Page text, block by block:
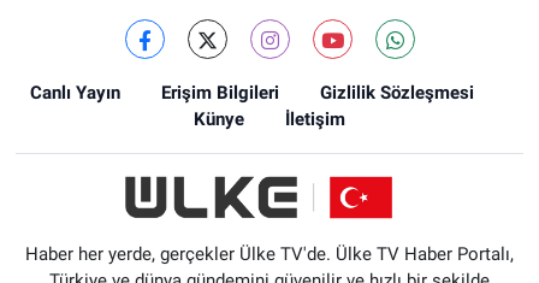
Canlı Yayın Erişim Bilgileri
Gizlilik Sözleşmesi
Künye
İletişim
Haber her yerde, gerçekler Ülke TV'de. Ülke TV Haber Portalı,